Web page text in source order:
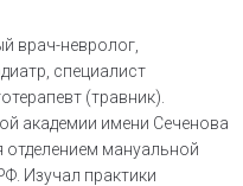
врач-невролог,
специалист
(травник).
академии имени Сеченова
отделением мануальной
Изучал практики